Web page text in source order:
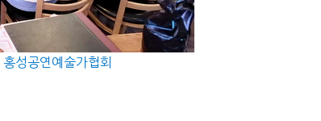
성공연예술가협회